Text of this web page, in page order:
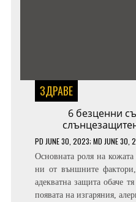
ЗДРАВЕ
6 безценни
PD JUNE 30, 2023; MD JUNE 30,
Основната роля на
ни от външните
адекватна защита обаче
появата на изгаряния,